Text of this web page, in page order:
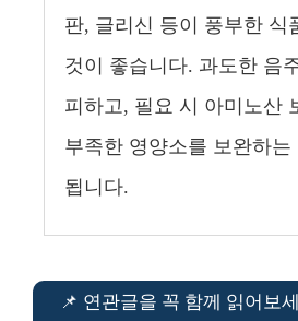
판, 글리신 등이 풍부한 식
것이 좋습니다. 과도한 음
피하고, 필요 시 아미노산
부족한 영양소를 보완하는
됩니다.